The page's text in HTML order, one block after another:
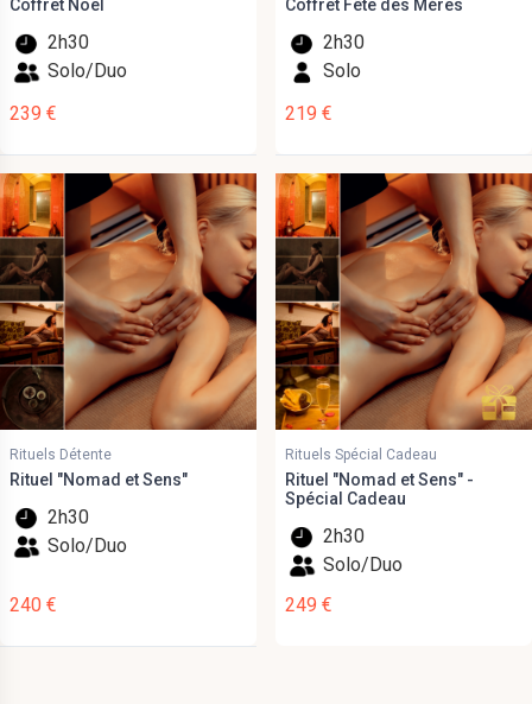
Coffret Noël
2h30
Solo/Duo
239 €
Coffret Fête des Mères
2h30
Solo
219 €
Rituels Détente
Rituel "Nomad et Sens"
2h30
Solo/Duo
240 €
Rituels Spécial Cadeau
Rituel "Nomad et Sens" -
Spécial Cadeau
2h30
Solo/Duo
249 €